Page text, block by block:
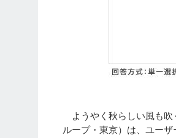
ようやく秋らしい風も吹
ループ・東京）は、ユー